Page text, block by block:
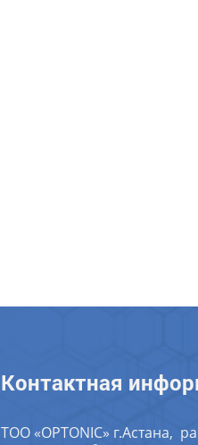
Контактная
ТОО «OPTONIC» г.Астана,